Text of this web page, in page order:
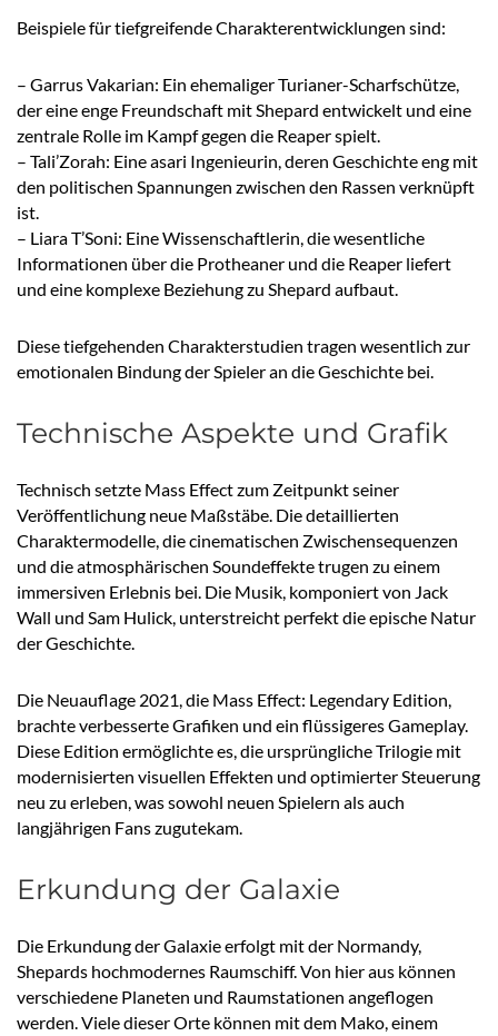
Beispiele für tiefgreifende Charakterentwicklungen sind:
– Garrus Vakarian: Ein ehemaliger Turianer-Scharfschütze,
der eine enge Freundschaft mit Shepard entwickelt und eine
zentrale Rolle im Kampf gegen die Reaper spielt.
– Tali’Zorah: Eine asari Ingenieurin, deren Geschichte eng mit
den politischen Spannungen zwischen den Rassen verknüpft
ist.
– Liara T’Soni: Eine Wissenschaftlerin, die wesentliche
Informationen über die Protheaner und die Reaper liefert
und eine komplexe Beziehung zu Shepard aufbaut.
Diese tiefgehenden Charakterstudien tragen wesentlich zur
emotionalen Bindung der Spieler an die Geschichte bei.
Technische Aspekte und Grafik
Technisch setzte Mass Effect zum Zeitpunkt seiner
Veröffentlichung neue Maßstäbe. Die detaillierten
Charaktermodelle, die cinematischen Zwischensequenzen
und die atmosphärischen Soundeffekte trugen zu einem
immersiven Erlebnis bei. Die Musik, komponiert von Jack
Wall und Sam Hulick, unterstreicht perfekt die epische Natur
der Geschichte.
Die Neuauflage 2021, die Mass Effect: Legendary Edition,
brachte verbesserte Grafiken und ein flüssigeres Gameplay.
Diese Edition ermöglichte es, die ursprüngliche Trilogie mit
modernisierten visuellen Effekten und optimierter Steuerung
neu zu erleben, was sowohl neuen Spielern als auch
langjährigen Fans zugutekam.
Erkundung der Galaxie
Die Erkundung der Galaxie erfolgt mit der Normandy,
Shepards hochmodernes Raumschiff. Von hier aus können
verschiedene Planeten und Raumstationen angeflogen
werden. Viele dieser Orte können mit dem Mako, einem